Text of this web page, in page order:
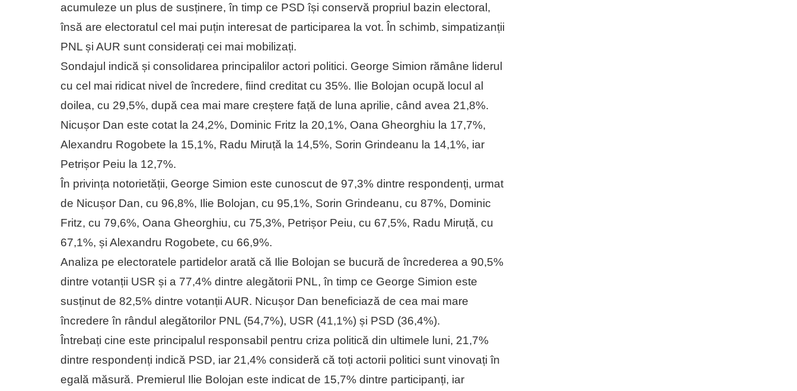
acumuleze un plus de susținere, în timp ce PSD își conservă propriul bazin electoral,
însă are electoratul cel mai puțin interesat de participarea la vot. În schimb, simpatizanții
PNL și AUR sunt considerați cei mai mobilizați.
Sondajul indică și consolidarea principalilor actori politici. George Simion rămâne liderul
cu cel mai ridicat nivel de încredere, fiind creditat cu 35%. Ilie Bolojan ocupă locul al
doilea, cu 29,5%, după cea mai mare creștere față de luna aprilie, când avea 21,8%.
Nicușor Dan este cotat la 24,2%, Dominic Fritz la 20,1%, Oana Gheorghiu la 17,7%,
Alexandru Rogobete la 15,1%, Radu Miruță la 14,5%, Sorin Grindeanu la 14,1%, iar
Petrișor Peiu la 12,7%.
În privința notorietății, George Simion este cunoscut de 97,3% dintre respondenți, urmat
de Nicușor Dan, cu 96,8%, Ilie Bolojan, cu 95,1%, Sorin Grindeanu, cu 87%, Dominic
Fritz, cu 79,6%, Oana Gheorghiu, cu 75,3%, Petrișor Peiu, cu 67,5%, Radu Miruță, cu
67,1%, și Alexandru Rogobete, cu 66,9%.
Analiza pe electoratele partidelor arată că Ilie Bolojan se bucură de încrederea a 90,5%
dintre votanții USR și a 77,4% dintre alegătorii PNL, în timp ce George Simion este
susținut de 82,5% dintre votanții AUR. Nicușor Dan beneficiază de cea mai mare
încredere în rândul alegătorilor PNL (54,7%), USR (41,1%) și PSD (36,4%).
Întrebați cine este principalul responsabil pentru criza politică din ultimele luni, 21,7%
dintre respondenți indică PSD, iar 21,4% consideră că toți actorii politici sunt vinovați în
egală măsură. Premierul Ilie Bolojan este indicat de 15,7% dintre participanți, iar